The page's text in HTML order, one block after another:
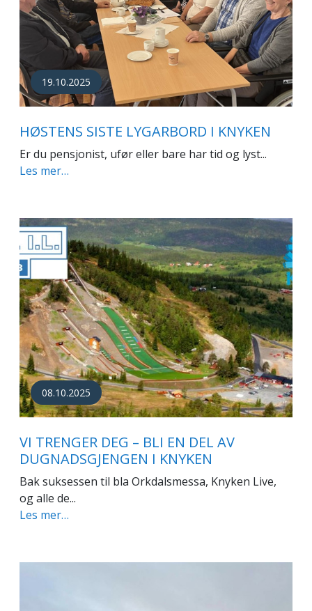
19.10.2025
HØSTENS SISTE LYGARBORD I KNYKEN
Er du pensjonist, ufør eller bare har tid og lyst...
Les mer…
08.10.2025
VI TRENGER DEG – BLI EN DEL AV
DUGNADSGJENGEN I KNYKEN
Bak suksessen til bla Orkdalsmessa, Knyken Live,
og alle de...
Les mer…